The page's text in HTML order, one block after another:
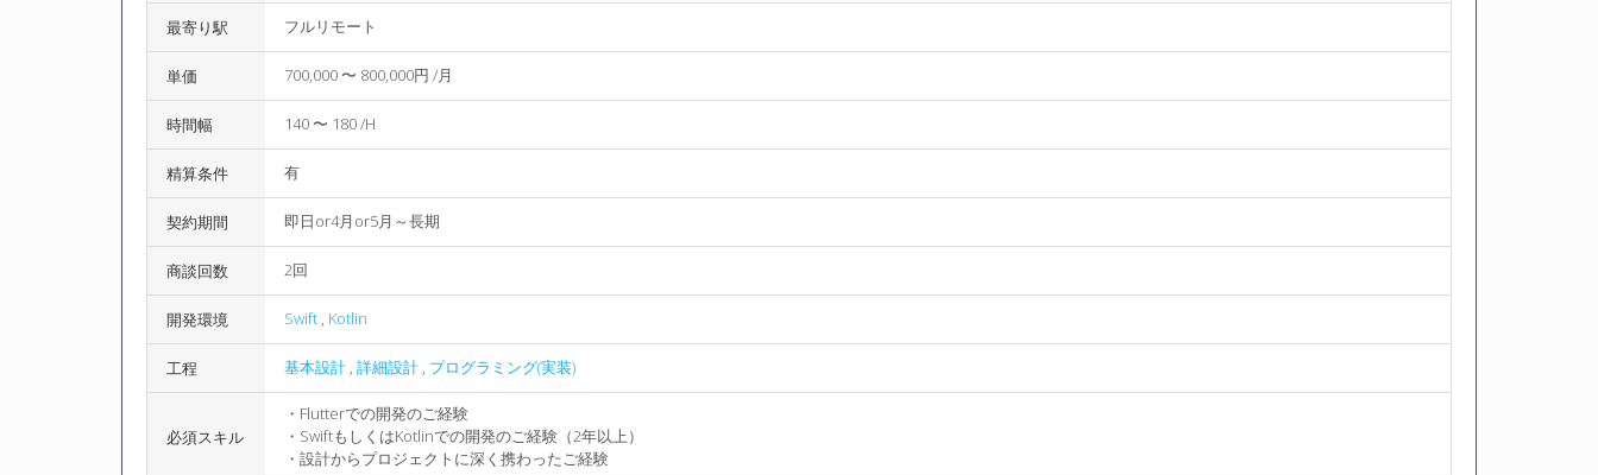
最寄り駅 フルリモート
単価 700,000 〜 800,000円 /月
時間幅 140 〜 180 /H
精算条件 有
契約期間 即日or4月or5月～長期
商談回数 2回
開発環境 Swift , Kotlin
工程 基本設計 , 詳細設計 , プログラミング(実装)
必須スキル
・Flutterでの開発のご経験
・SwiftもしくはKotlinでの開発のご経験（2年以上）
・設計からプロジェクトに深く携わったご経験